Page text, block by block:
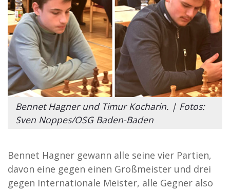
Bennet Hagner und Timur Kocharin. | Fotos:
Sven Noppes/OSG Baden-Baden
Bennet Hagner gewann alle seine vier Partien,
davon eine gegen einen Großmeister und drei
gegen Internationale Meister, alle Gegner also